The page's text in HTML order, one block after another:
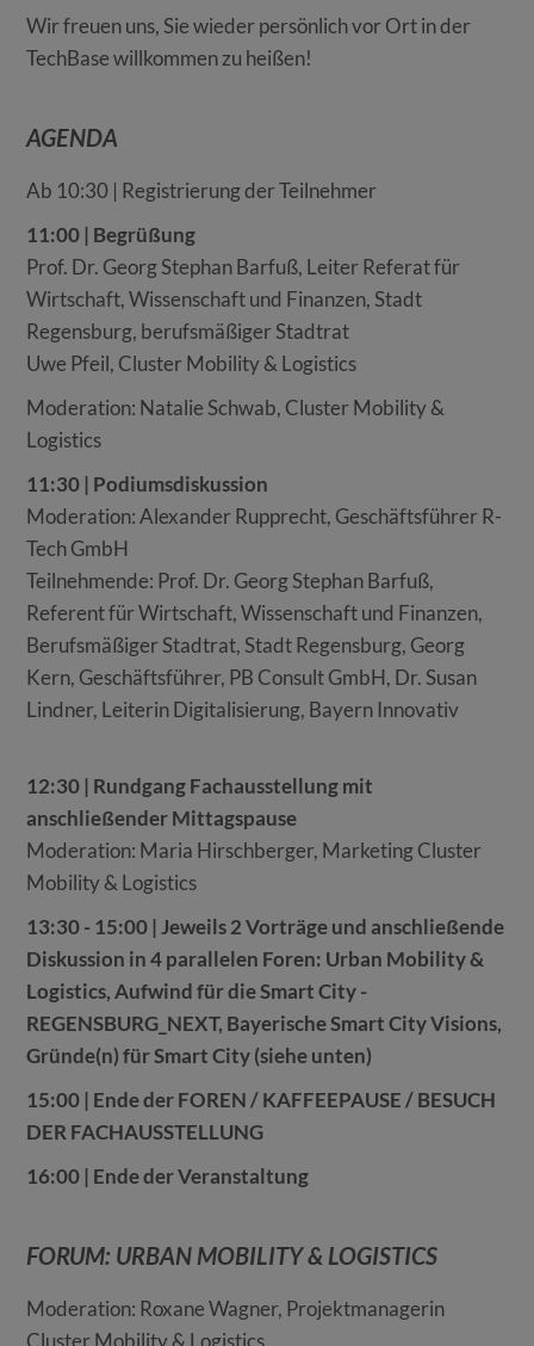
Wir freuen uns, Sie wieder persönlich vor Ort in der
TechBase willkommen zu heißen!
AGENDA
Ab 10:30 | Registrierung der Teilnehmer
11:00 | Begrüßung
Prof. Dr. Georg Stephan Barfuß, Leiter Referat für
Wirtschaft, Wissenschaft und Finanzen, Stadt
Regensburg, berufsmäßiger Stadtrat
Uwe Pfeil, Cluster Mobility & Logistics
Moderation: Natalie Schwab, Cluster Mobility &
Logistics
11:30 | Podiumsdiskussion
Moderation: Alexander Rupprecht, Geschäftsführer R-
Tech GmbH
Teilnehmende: Prof. Dr. Georg Stephan Barfuß,
Referent für Wirtschaft, Wissenschaft und Finanzen,
Berufsmäßiger Stadtrat, Stadt Regensburg, Georg
Kern, Geschäftsführer, PB Consult GmbH, Dr. Susan
Lindner, Leiterin Digitalisierung, Bayern Innovativ
12:30 | Rundgang Fachausstellung mit
anschließender Mittagspause
Moderation: Maria Hirschberger, Marketing Cluster
Mobility & Logistics
13:30 - 15:00 | Jeweils 2 Vorträge und anschließende
Diskussion in 4 parallelen Foren: Urban Mobility &
Logistics, Aufwind für die Smart City -
REGENSBURG_NEXT, Bayerische Smart City Visions,
Gründe(n) für Smart City (siehe unten)
15:00 | Ende der FOREN / KAFFEEPAUSE / BESUCH
DER FACHAUSSTELLUNG
16:00 | Ende der Veranstaltung
FORUM: URBAN MOBILITY & LOGISTICS
Moderation: Roxane Wagner, Projektmanagerin
Cluster Mobility & Logistics